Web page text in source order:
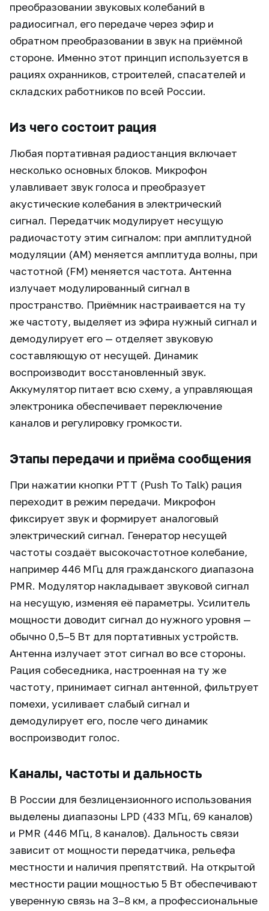
преобразовании звуковых колебаний в
радиосигнал, его передаче через эфир и
обратном преобразовании в звук на приёмной
стороне. Именно этот принцип используется в
рациях охранников, строителей, спасателей и
складских работников по всей России.
Из чего состоит рация
Любая портативная радиостанция включает
несколько основных блоков. Микрофон
улавливает звук голоса и преобразует
акустические колебания в электрический
сигнал. Передатчик модулирует несущую
радиочастоту этим сигналом: при амплитудной
модуляции (AM) меняется амплитуда волны, при
частотной (FM) меняется частота. Антенна
излучает модулированный сигнал в
пространство. Приёмник настраивается на ту
же частоту, выделяет из эфира нужный сигнал и
демодулирует его — отделяет звуковую
составляющую от несущей. Динамик
воспроизводит восстановленный звук.
Аккумулятор питает всю схему, а управляющая
электроника обеспечивает переключение
каналов и регулировку громкости.
Этапы передачи и приёма сообщения
При нажатии кнопки PTT (Push To Talk) рация
переходит в режим передачи. Микрофон
фиксирует звук и формирует аналоговый
электрический сигнал. Генератор несущей
частоты создаёт высокочастотное колебание,
например 446 МГц для гражданского диапазона
PMR. Модулятор накладывает звуковой сигнал
на несущую, изменяя её параметры. Усилитель
мощности доводит сигнал до нужного уровня —
обычно 0,5–5 Вт для портативных устройств.
Антенна излучает этот сигнал во все стороны.
Рация собеседника, настроенная на ту же
частоту, принимает сигнал антенной, фильтрует
помехи, усиливает слабый сигнал и
демодулирует его, после чего динамик
воспроизводит голос.
Каналы, частоты и дальность
В России для безлицензионного использования
выделены диапазоны LPD (433 МГц, 69 каналов)
и PMR (446 МГц, 8 каналов). Дальность связи
зависит от мощности передатчика, рельефа
местности и наличия препятствий. На открытой
местности рации мощностью 5 Вт обеспечивают
уверенную связь на 3–8 км, а профессиональные